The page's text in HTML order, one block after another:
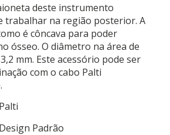
deste instrumento
trabalhar na região posterior. A
é côncava para poder
ósseo. O diâmetro na área de
mm. Este acessório pode ser
com o cabo Palti
Palti
Design Padrão